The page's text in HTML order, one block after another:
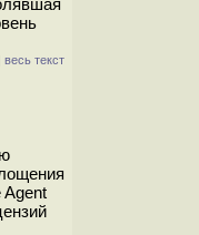
весь текст
Agent